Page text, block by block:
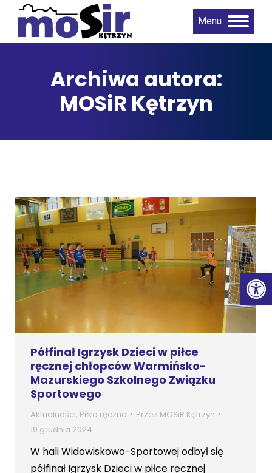
Menu
Archiwa autora:
MOSiR Kętrzyn
Półfinał Igrzysk Dzieci w piłce
ręcznej chłopców Warmińsko-
Mazurskiego Szkolnego Związku
Sportowego
Aktualności, Piłka ręczna Przez MOSiR Kętrzyn
19 grudnia 2024
W hali Widowiskowo-Sportowej odbył się
półfinał Igrzysk Dzieci w piłce ręcznej